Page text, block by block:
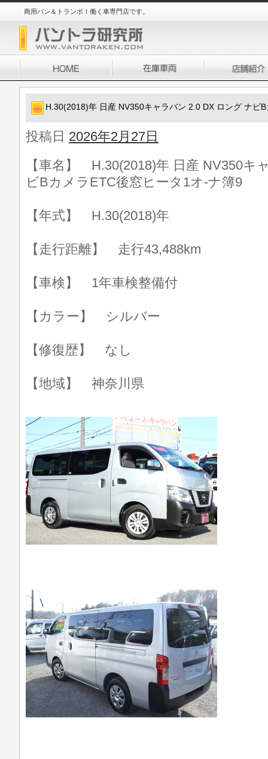
商用バン＆トランポ！働く車専門店です。
H.30(2018)年 日産 NV350キャラバン 2.0 DX ロング ナビ
投稿日 2026年2月27日
【車名】 H.30(2018)年 日産 NV350キ
ビBカメラETC後窓ヒータ1オ-ナ簿9
【年式】 H.30(2018)年
【走行距離】 走行43,488km
【車検】 1年車検整備付
【カラー】 シルバー
【修復歴】 なし
【地域】 神奈川県